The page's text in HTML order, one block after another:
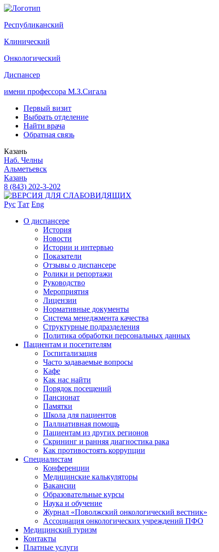
Республиканский
Клинический
Онкологический
Диспансер
имени профессора М.З.Сигала
Первый визит
Выбрать отделение
Найти врача
Обратная связь
Казань
Наб. Челны
Альметьевск
Казань
8 (843) 202-3-202
Рус Тат Eng
О диспансере
История
Новости
Истории и интервью
Показатели
Отзывы о диспансере
Ролики и репортажи
Руководство
Мероприятия
Лицензии
Нормативные документы
Система менеджмента качества
Структурные подразделения
Политика обработки персональных данных
Пациентам и посетителям
Госпитализация
Часто задаваемые вопросы
Кафе
Как нас найти
Порядок посещений
Пансионат
Памятки
Школа для пациентов
Паллиативная помощь
Пациентам из других регионов
Скрининг и ранняя диагностика рака
Как противостоять коррупции
Специалистам
Конференции
Медицинские калькуляторы
Вакансии
Образовательные курсы
Наука и обучение
Журнал «Поволжский онкологический вестник»
Ассоциация oнкологических учреждений ПФО
Медицинский туризм
Контакты
Платные услуги